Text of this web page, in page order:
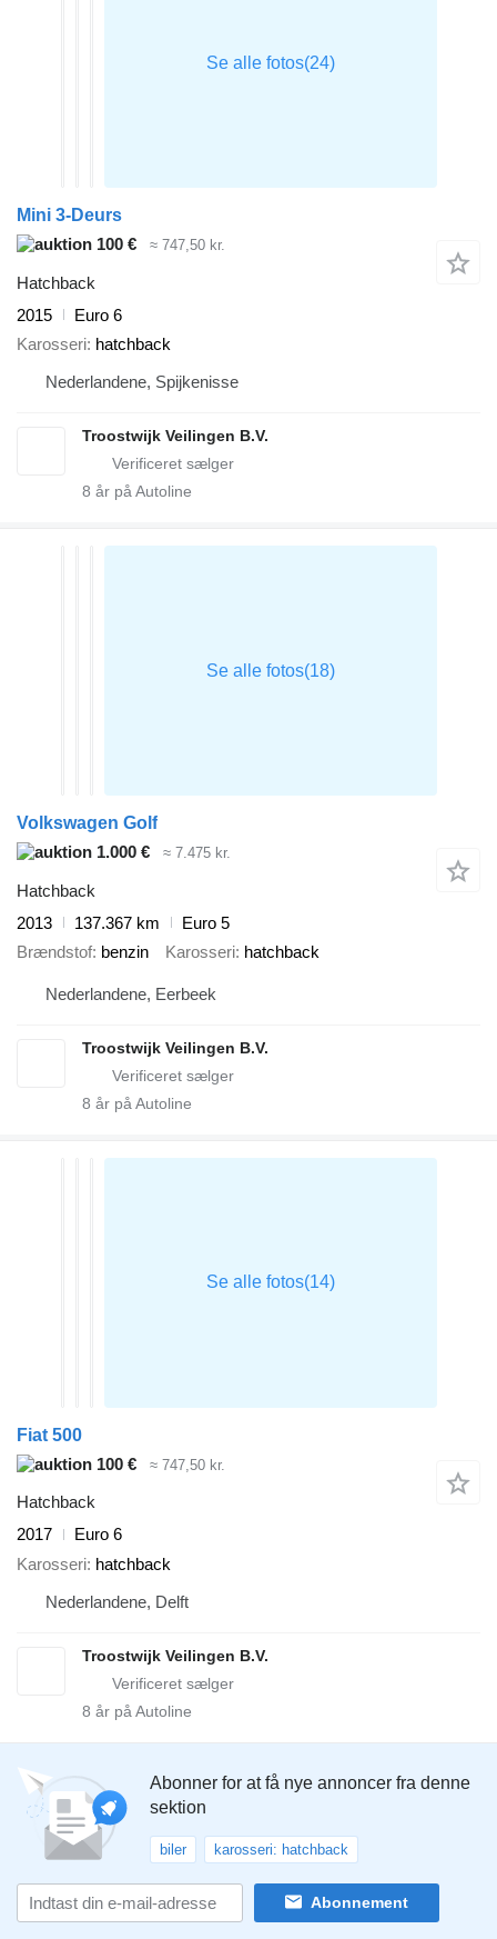
Mini 3-Deurs
100 €
≈ 747,50 kr.
Hatchback
2015
Euro 6
Karosseri hatchback
Nederlandene, Spijkenisse
Troostwijk Veilingen B.V.
8 år på Autoline
Volkswagen Golf
1.000 €
≈ 7.475 kr.
Hatchback
2013
137.367 km
Euro 5
Brændstof benzin Karosseri hatchback
Nederlandene, Eerbeek
Troostwijk Veilingen B.V.
8 år på Autoline
Fiat 500
100 €
≈ 747,50 kr.
Hatchback
2017
Euro 6
Karosseri hatchback
Nederlandene, Delft
Troostwijk Veilingen B.V.
8 år på Autoline
Abonner for at få nye annoncer fra denne
sektion
biler karosseri: hatchback
Abonnement